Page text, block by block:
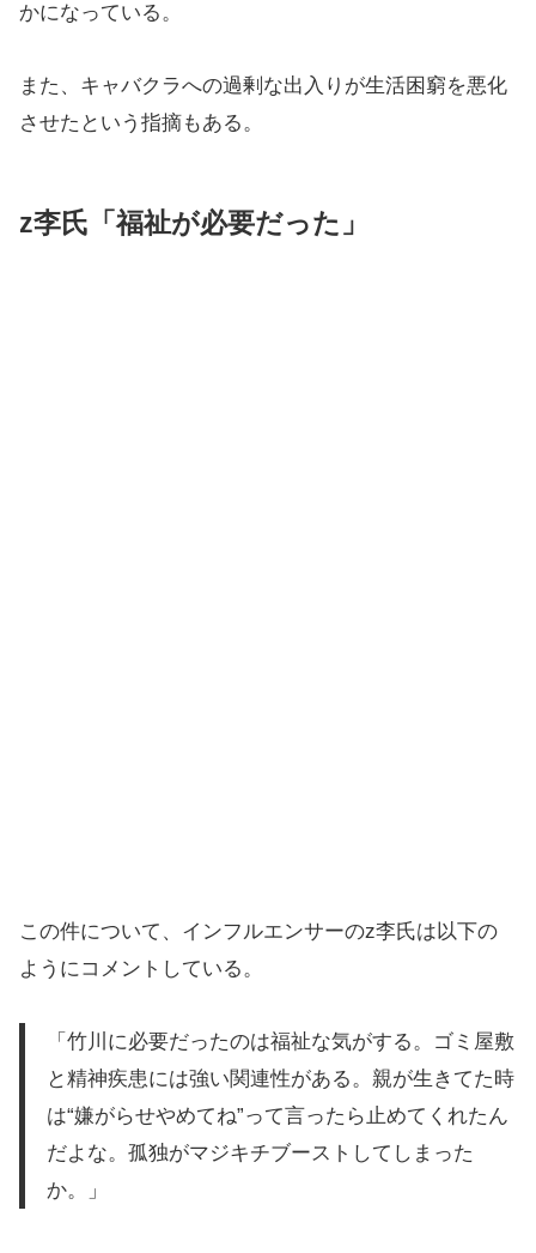
かになっている。
また、キャバクラへの過剰な出入りが生活困窮を悪化
させたという指摘もある。
z李氏「福祉が必要だった」
この件について、インフルエンサーのz李氏は以下の
ようにコメントしている。
「竹川に必要だったのは福祉な気がする。ゴミ屋敷
と精神疾患には強い関連性がある。親が生きてた時
は“嫌がらせやめてね”って言ったら止めてくれたん
だよな。孤独がマジキチブーストしてしまった
か。」